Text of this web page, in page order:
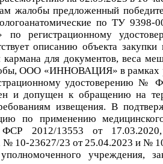
жалобыпредложенный
по ТУ 9398-
регистрационному
описанию объекта
кармана для документов, веса
ООО «ИННОВАЦИЯ» в рамках
удостоверению№
и допущен к обращению на
извещения. В
по применению
2012/13553 от 17.03.2020
№ 10-23627/23 от 25.04.2023 и №
уполномоченногоучреждения,